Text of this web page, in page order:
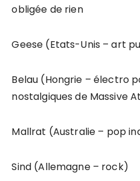
obligée de rien
Geese (Etats-Unis – art
Belau (Hongrie – électro
nostalgiques de Massive
Mallrat (Australie – pop
Sind (Allemagne – rock)